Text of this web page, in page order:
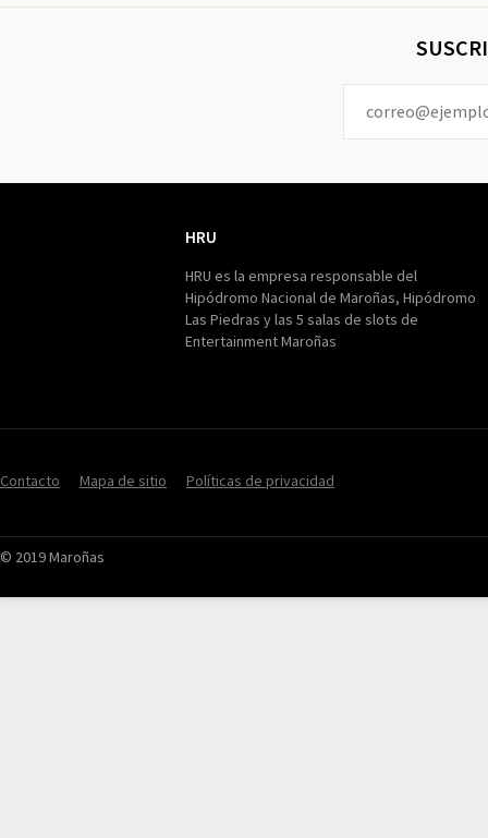
HRU
HRU es la empresa responsable del
Hipódromo Nacional de Maroñas, Hipódromo
Las Piedras y las 5 salas de slots de
Entertainment Maroñas
Contacto Mapa de sitio Políticas de privacidad
© 2019 Maroñas